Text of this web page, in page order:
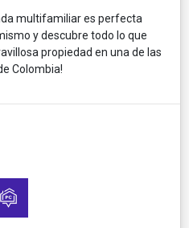
multifamiliar es perfecta
y descubre todo lo que
propiedad en una de las
Colombia!